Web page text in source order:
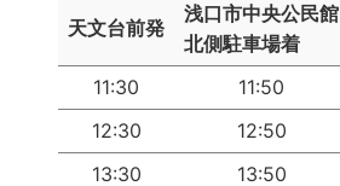
天文台前発
浅口市中央公民館
北側駐車場着
11:30 11:50
12:30
12:50
13:30
13:50